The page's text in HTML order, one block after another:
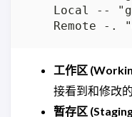
Local --
工作区
接看到和修改
暂存区